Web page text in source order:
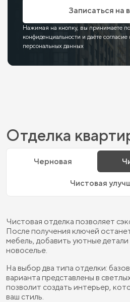
Записаться на
Нажимая на кнопку, вы принимаете
конфиденциальности и даёте
персональных данных
Отделка
Черновая
Чистовая
Чистовая отделка позволяет
После получения ключей
мебель, добавить уютные
новоселье.
На выбор два типа отделки:
варианта представлены в
позволит создать интерьер,
ваш стиль.